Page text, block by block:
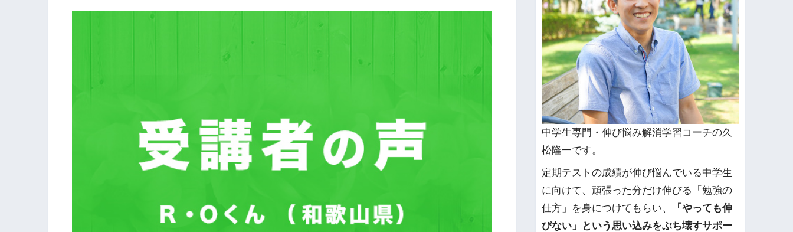
中学生専門・伸び悩み解消学習コーチの久
松隆一です。
定期テストの成績が伸び悩んでいる中学生
に向けて、頑張った分だけ伸びる「勉強の
仕方」を身につけてもらい、
「やっても伸
びない」という思い込みをぶち壊すサポー